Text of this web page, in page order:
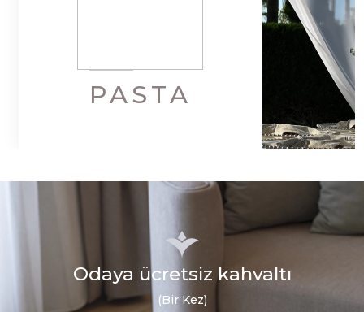
PASTA
Odaya ücretsiz kahvaltı
(Bir Kez)